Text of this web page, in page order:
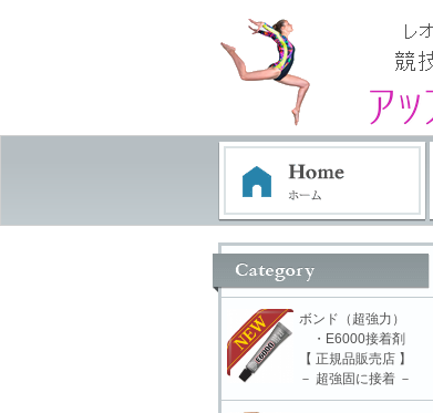
ボンド（超強力）
・E6000接着剤
【 正規品販売店 】
－ 超強固に接着 －